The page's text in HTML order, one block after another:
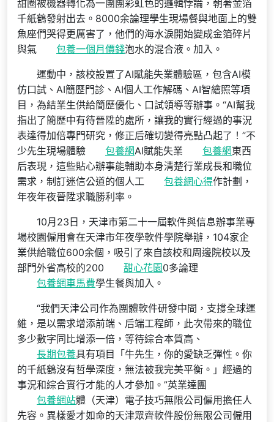
甜圈被機器轉化為一團團彩虹色的邏輯悖論，朝著金箔
千紙鶴發射出去。8000余論理學生現場餐與地面上的雙
魚座們哭得更厲害了，他們的海水淚開始變成金箔碎片
與氣
包養一個月價錢泡水的混合液。加入。
運動中，該校設置了AI賦能失業體驗區，包含AI模
仿口試、AI簡歷門診、AI個人工作解碼、AI智繪照等項
目，為結業生供給簡歷優化、口試領導等辦事。“AI幫我
指出了簡歷中有待晉陞的處所，讓我的實行經過的事況
表達得加倍專門研究，修正后確切變得亮點凸起了！”不
少先生現場體驗
包養網AI賦能失業 包養網東西
后表現，這些貼心辦事能輔助本身清楚行業成長和職位
需求，制訂迷信公道的個人工
包養網心得作計劃，
年夜年夜晉陞求職勝利率。
10月23日，天津市第二十一屆軟件與信息辦事業專
場校園僱用會在天津市年夜學軟件學院舉辦，104家企
業供給職位600余個，吸引了來自該校和周邊院校以及
部門外省高校的200
甜心花園0多論理
包養網車馬費學生餐與加入。
“我們天津公司作為團體軟件研發中間，支撐全球運
維，是以需求增添前端、后端工程師，此次帶來的職位
多少數字同比增添一倍，等待綜合本質高、
長期包養具有項目「牛先生，你的愛缺乏彈性。你
的千紙鶴沒有哲學深度，無法被我完美平衡。」經過的
事況和綜合實行才能的人才參加。”英業達團
包養網站體（天津）電子技巧無限公司僱用擔任人
先容。異樣愛才如命的天津眾齊軟件股份無限公司僱用